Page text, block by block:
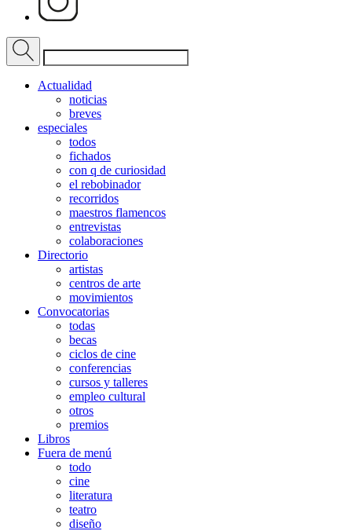
Actualidad
noticias
breves
especiales
todos
fichados
con q de curiosidad
el rebobinador
recorridos
maestros flamencos
entrevistas
colaboraciones
Directorio
artistas
centros de arte
movimientos
Convocatorias
todas
becas
ciclos de cine
conferencias
cursos y talleres
empleo cultural
otros
premios
Libros
Fuera de menú
todo
cine
literatura
teatro
diseño